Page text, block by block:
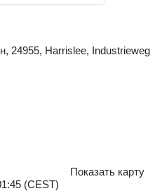
24955, Harrislee, Industrieweg
Показать карту
(CEST)